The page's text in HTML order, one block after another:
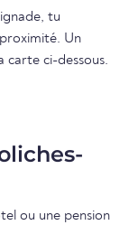
tu
Un
carte ci-dessous.
ou une pension